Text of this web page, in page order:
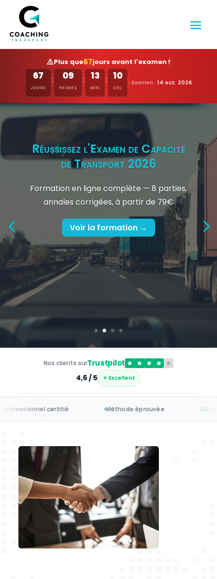
⚠️Plus que67jours avant l'examen !
67
JOURS
: 09
HEURES
: 13
MIN
: 09
SEC
Examen :14 oct. 2026
Préparez l'Examen de
Transport 2026
Cours complets, QCM corrigés, sujets
d’examen et exercices — à partir de 97€
Voir la formation →
Nos clients surTrustpilot
4,6 / 5 ⭐ Excellent
certifié Méthode éprouvée